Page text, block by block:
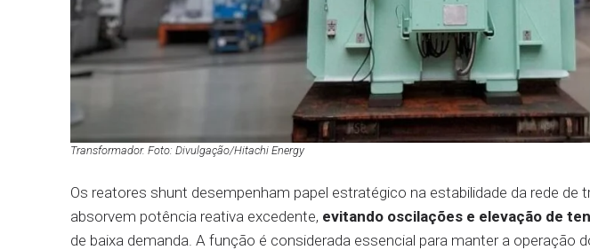
Transformador. Foto: Divulgação/Hitachi Energy
Os reatores shunt desempenham papel estratégico na estabilidade da rede
absorvem potência reativa excedente, evitando oscilações e elevação de
de baixa demanda. A função é considerada essencial para manter a operação